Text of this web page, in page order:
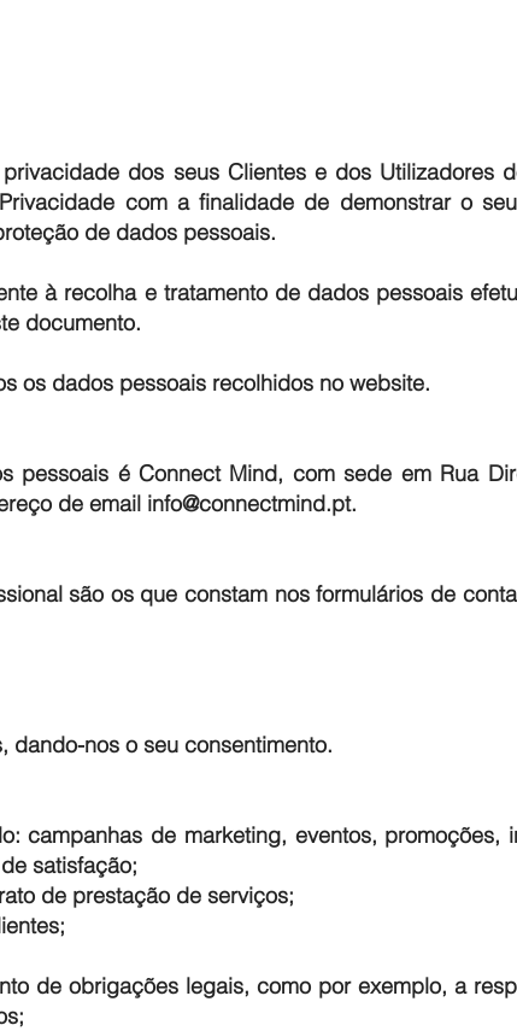
dos seus Clientes e dos Utilizadores
com a finalidade de demonstrar o
de dados pessoais.
à recolha e tratamento de dados pessoais
documento.
os dados pessoais recolhidos no website.
pessoais é Connect Mind, com sede em Rua
de email info@connectmind.pt.
são os que constam nos formulários de
dando-nos o seu consentimento.
campanhas de marketing, eventos, promoções,
satisfação;
de prestação de serviços;
de obrigações legais, como por exemplo, a